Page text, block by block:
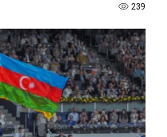
239